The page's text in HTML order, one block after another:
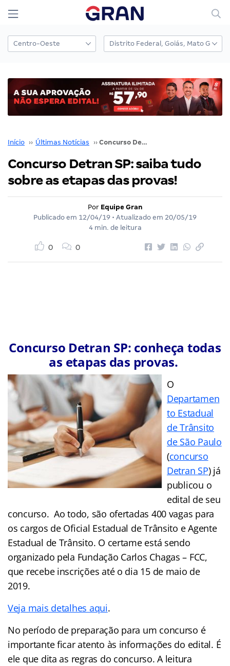
Início ›› Últimas Notícias ›› Concurso Detran SP: saiba tudo sobre as etapas das provas!
Concurso Detran SP: saiba tudo
sobre as etapas das provas!
Por Equipe Gran
Publicado em 12/04/19 • Atualizado em 20/05/19
4 min. de leitura
0 0
Concurso Detran SP: conheça todas
as etapas das provas.
O
Departamen
to Estadual
de Trânsito
de São Paulo
(concurso
Detran SP) já
publicou o
edital de seu
concurso. Ao todo, são ofertadas 400 vagas para
os cargos de Oficial Estadual de Trânsito e Agente
Estadual de Trânsito. O certame está sendo
organizado pela Fundação Carlos Chagas – FCC,
que recebe inscrições até o dia 15 de maio de
2019.
Veja mais detalhes aqui.
No período de preparação para um concurso é
importante ficar atento às informações do edital. É
ele que dita as regras do concurso. A leitura